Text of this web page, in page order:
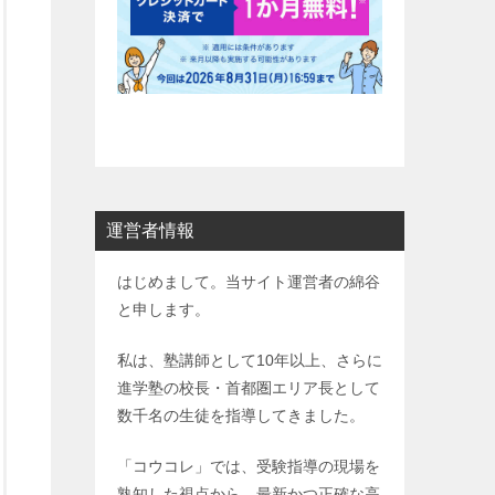
運営者情報
はじめまして。当サイト運営者の綿谷
と申します。
私は、塾講師として10年以上、さらに
進学塾の校長・首都圏エリア長として
数千名の生徒を指導してきました。
「コウコレ」では、受験指導の現場を